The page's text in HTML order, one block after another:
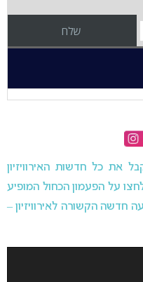
את כל חדשות האירוויזיון
על הפעמון הכחול המופיע
חדשה הקשורה לאירוויזיון –